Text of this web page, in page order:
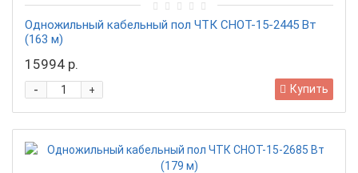
Одножильный кабельный пол ЧТК СНОТ-15-2445 Вт
(163 м)
15994 р.
+
- Купить